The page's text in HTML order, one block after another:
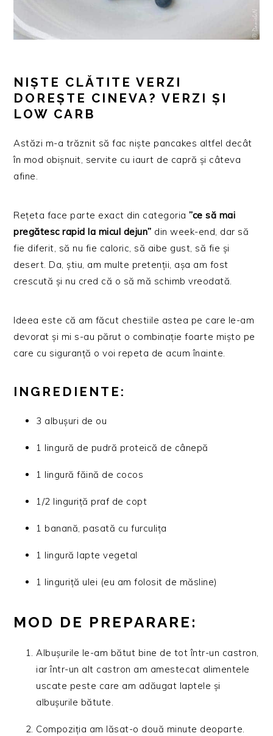
NIȘTE CLĂTITE VERZI
DOREȘTE CINEVA? VERZI ȘI
LOW CARB
Astăzi m-a trăznit să fac niște pancakes altfel decât
în mod obișnuit, servite cu iaurt de capră și câteva
afine.
Rețeta face parte exact din categoria ”ce să mai
pregătesc rapid la micul dejun” din week-end, dar să
fie diferit, să nu fie caloric, să aibe gust, să fie și
desert. Da, știu, am multe pretenții, așa am fost
crescută și nu cred că o să mă schimb vreodată.
Ideea este că am făcut chestiile astea pe care le-am
devorat și mi s-au părut o combinație foarte mișto pe
care cu siguranță o voi repeta de acum înainte.
INGREDIENTE:
3 albușuri de ou
1 lingură de pudră proteică de cânepă
1 lingură făină de cocos
1/2 linguriță praf de copt
1 banană, pasată cu furculița
1 lingură lapte vegetal
1 linguriță ulei (eu am folosit de măsline)
MOD DE PREPARARE:
Albușurile le-am bătut bine de tot într-un castron,
iar într-un alt castron am amestecat alimentele
uscate peste care am adăugat laptele și
albușurile bătute.
Compoziția am lăsat-o două minute deoparte.